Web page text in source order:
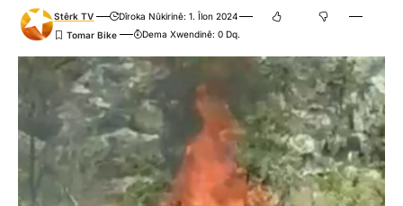
Stêrk TV
Dîroka Nûkirinê: 1. Îlon 2024
Dema Xwendinê: 0 Dq.